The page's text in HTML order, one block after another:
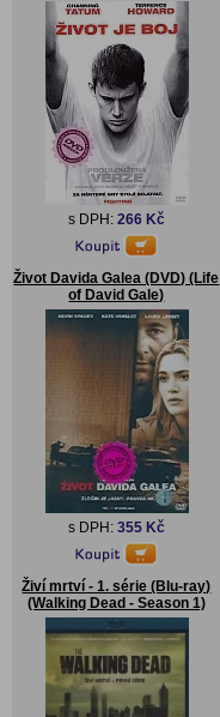
s DPH: 266 Kč
Život Davida Galea (DVD) (Life
of David Gale)
s DPH: 355 Kč
Živí mrtví - 1. série (Blu-ray)
(Walking Dead - Season 1)